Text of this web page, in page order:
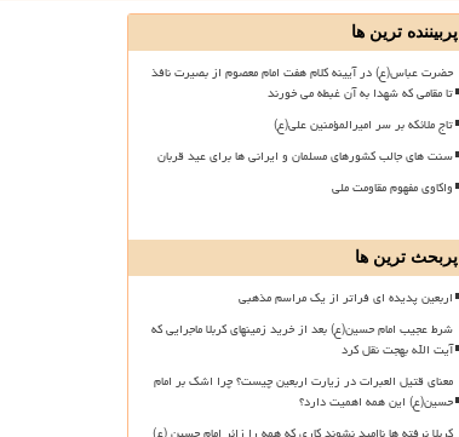
پربیننده ترین ها
حضرت عباس(ع) در آیینه کلام هفت امام معصوم از بصیرت نافذ
تا مقامی که شهدا به آن غبطه می خورند
تاج ملائکه بر سر امیرالمؤمنین علی(ع)
سنت های جالب کشورهای مسلمان و ایرانی ها برای عید قربان
واکاوی مفهوم مقاومت ملی
پربحث ترین ها
اربعین پدیده ای فراتر از یک مراسم مذهبی
شرط عجیب امام حسین(ع) بعد از خرید زمینهای کربلا ماجرایی که
آیت الله بهجت نقل کرد
معنای قتیل العبرات در زیارت اربعین چیست؟ چرا اشک بر امام
حسین(ع) این همه اهمیت دارد؟